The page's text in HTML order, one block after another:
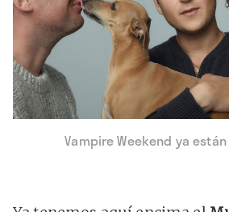
Vampire Weekend ya